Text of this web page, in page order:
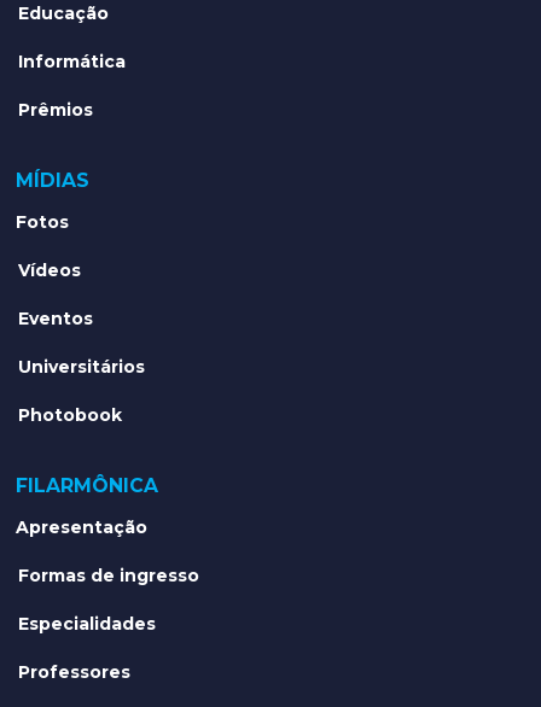
Educação
Informática
Prêmios
MÍDIAS
Fotos
Vídeos
Eventos
Universitários
Photobook
FILARMÔNICA
Apresentação
Formas de ingresso
Especialidades
Professores